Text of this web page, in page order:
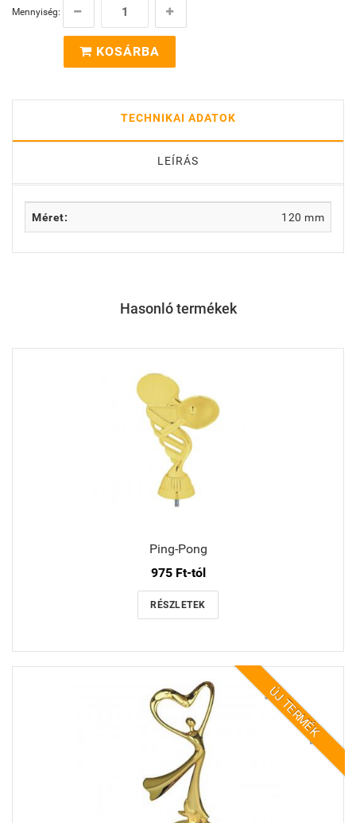
Mennyiség:
KOSÁRBA
TECHNIKAI ADATOK
LEÍRÁS
Méret: 120 mm
Hasonló termékek
Ping-Pong
975 Ft-tól
RÉSZLETEK
ÚJ TERMÉK